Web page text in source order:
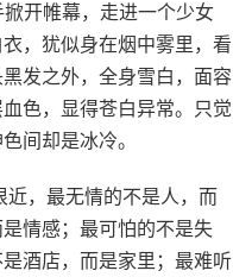
开帷幕，走进一个少女
，犹似身在烟中雾里，看
发之外，全身雪白，面容
色，显得苍白异常。只觉
间却是冰冷。
，最无情的不是人，而
情感；最可怕的不是失
酒店，而是家里；最难听